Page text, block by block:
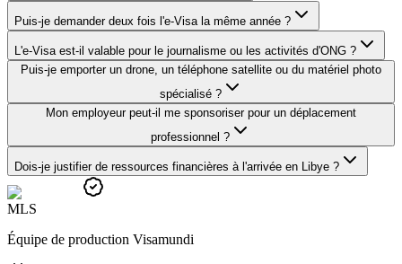
Puis-je demander deux fois l'e-Visa la même année ?
L'e-Visa est-il valable pour le journalisme ou les activités d'ONG ?
Puis-je emporter un drone, un téléphone satellite ou du matériel photo
spécialisé ?
Mon employeur peut-il me sponsoriser pour un déplacement
professionnel ?
Dois-je justifier de ressources financières à l'arrivée en Libye ?
MLS
Équipe de production Visamundi